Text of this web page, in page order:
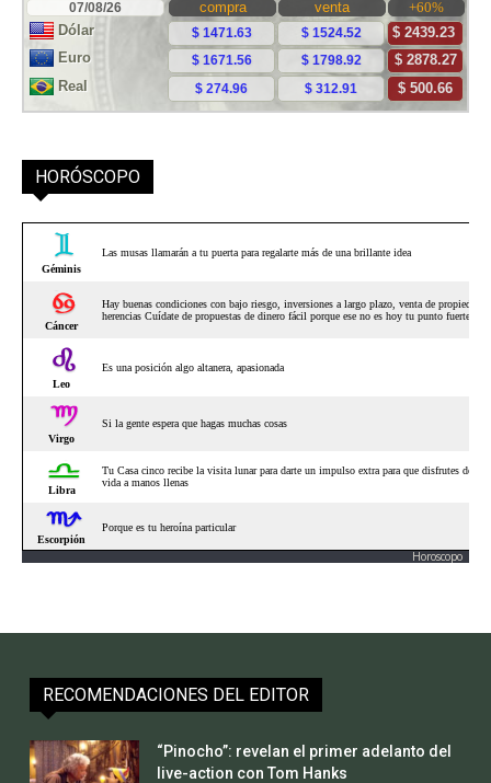
HORÓSCOPO
Horoscopo
RECOMENDACIONES DEL EDITOR
“Pinocho”: revelan el primer adelanto del
live-action con Tom Hanks